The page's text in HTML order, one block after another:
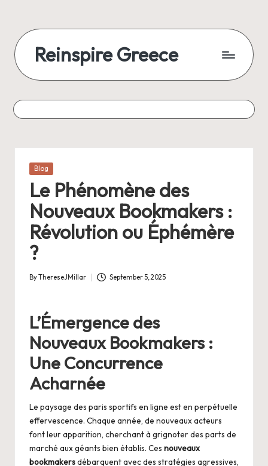
Reinspire Greece
Posted
Blog
Le Phénomène des
Nouveaux Bookmakers :
Révolution ou Éphémère
?
Posted
ByThereseJMillar September 5, 2025
L’Émergence des
Nouveaux Bookmakers :
Une Concurrence
Acharnée
Le paysage des paris sportifs en ligne est en perpétuelle
effervescence. Chaque année, de nouveaux acteurs
font leur apparition, cherchant à grignoter des parts de
marché aux géants bien établis. Ces nouveaux
bookmakersdébarquent avec des stratégies agressives,